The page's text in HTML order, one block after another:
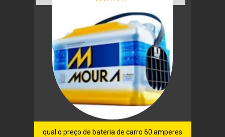
qual o preço de bateria de carro 60 amperes